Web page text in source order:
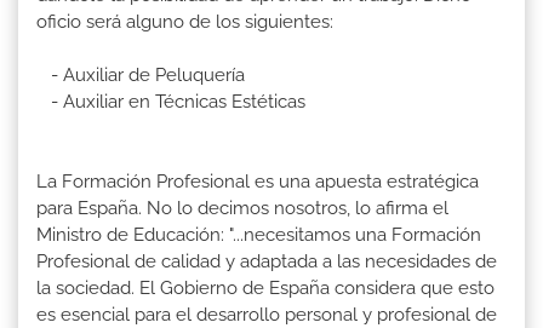
oficio será alguno de los siguientes:
- Auxiliar de Peluquería
- Auxiliar en Técnicas Estéticas
La Formación Profesional es una apuesta estratégica
para España. No lo decimos nosotros, lo afirma el
Ministro de Educación: "...necesitamos una Formación
Profesional de calidad y adaptada a las necesidades de
la sociedad. El Gobierno de España considera que esto
es esencial para el desarrollo personal y profesional de